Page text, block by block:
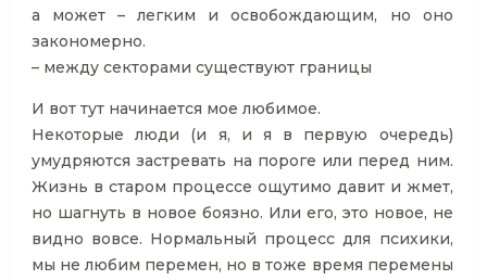
а может – легким и освобождающим, но оно
закономерно.
– между секторами существуют границы
И вот тут начинается мое любимое.
Некоторые люди (и я, и я в первую очередь)
умудряются застревать на пороге или перед ним.
Жизнь в старом процессе ощутимо давит и жмет,
но шагнуть в новое боязно. Или его, это новое, не
видно вовсе. Нормальный процесс для психики,
мы не любим перемен, но в тоже время перемены